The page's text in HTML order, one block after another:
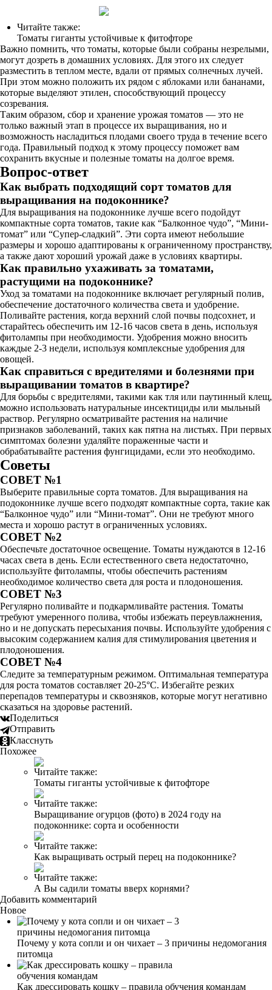
Читайте также:
Томаты гиганты устойчивые к фитофторе
Важно помнить, что томаты, которые были собраны незрелыми,
могут дозреть в домашних условиях. Для этого их следует
разместить в теплом месте, вдали от прямых солнечных лучей.
При этом можно положить их рядом с яблоками или бананами,
которые выделяют этилен, способствующий процессу
созревания.
Таким образом, сбор и хранение урожая томатов — это не
только важный этап в процессе их выращивания, но и
возможность насладиться плодами своего труда в течение всего
года. Правильный подход к этому процессу поможет вам
сохранить вкусные и полезные томаты на долгое время.
Вопрос-ответ
Как выбрать подходящий сорт томатов для
выращивания на подоконнике?
Для выращивания на подоконнике лучше всего подойдут
компактные сорта томатов, такие как “Балконное чудо”, “Мини-
томат” или “Супер-сладкий”. Эти сорта имеют небольшие
размеры и хорошо адаптированы к ограниченному пространству,
а также дают хороший урожай даже в условиях квартиры.
Как правильно ухаживать за томатами,
растущими на подоконнике?
Уход за томатами на подоконнике включает регулярный полив,
обеспечение достаточного количества света и удобрение.
Поливайте растения, когда верхний слой почвы подсохнет, и
старайтесь обеспечить им 12-16 часов света в день, используя
фитолампы при необходимости. Удобрения можно вносить
каждые 2-3 недели, используя комплексные удобрения для
овощей.
Как справиться с вредителями и болезнями при
выращивании томатов в квартире?
Для борьбы с вредителями, такими как тля или паутинный клещ,
можно использовать натуральные инсектициды или мыльный
раствор. Регулярно осматривайте растения на наличие
признаков заболеваний, таких как пятна на листьях. При первых
симптомах болезни удаляйте пораженные части и
обрабатывайте растения фунгицидами, если это необходимо.
Советы
СОВЕТ №1
Выберите правильные сорта томатов. Для выращивания на
подоконнике лучше всего подходят компактные сорта, такие как
“Балконное чудо” или “Мини-томат”. Они не требуют много
места и хорошо растут в ограниченных условиях.
СОВЕТ №2
Обеспечьте достаточное освещение. Томаты нуждаются в 12-16
часах света в день. Если естественного света недостаточно,
используйте фитолампы, чтобы обеспечить растениям
необходимое количество света для роста и плодоношения.
СОВЕТ №3
Регулярно поливайте и подкармливайте растения. Томаты
требуют умеренного полива, чтобы избежать переувлажнения,
но и не допускать пересыхания почвы. Используйте удобрения с
высоким содержанием калия для стимулирования цветения и
плодоношения.
СОВЕТ №4
Следите за температурным режимом. Оптимальная температура
для роста томатов составляет 20-25°C. Избегайте резких
перепадов температуры и сквозняков, которые могут негативно
сказаться на здоровье растений.
Поделиться
Отправить
Класснуть
Похожее
Читайте также:
Томаты гиганты устойчивые к фитофторе
Читайте также:
Выращивание огурцов (фото) в 2024 году на
подоконнике: сорта и особенности
Читайте также:
Как выращивать острый перец на подоконнике?
Читайте также:
А Вы садили томаты вверх корнями?
Добавить комментарий
Новое
Почему у кота сопли и он чихает – 3 причины недомогания
питомца
Как дрессировать кошку – правила обучения командам